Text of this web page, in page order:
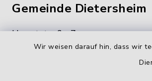
Wir weisen darauf hin, dass wir
Gemeinde Dietersheim
Hauptstraße 7
91463 Dietersheim